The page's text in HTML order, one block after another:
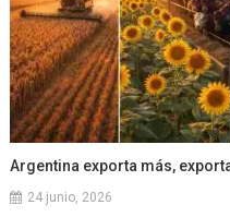
Argentina exporta más,
24 junio, 2026